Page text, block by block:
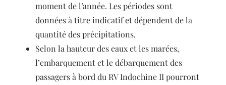
moment de l’année. Les périodes sont
données à titre indicatif et dépendent de la
quantité des précipitations.
Selon la hauteur des eaux et les marées,
l’embarquement et le débarquement des
passagers à bord du RV Indochine II pourront